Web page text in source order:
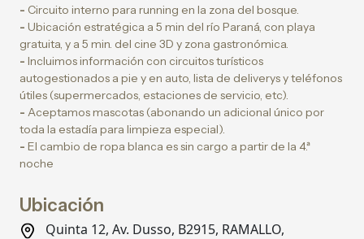
- Circuito interno para running en la zona del bosque.
- Ubicación estratégica a 5 min del río Paraná, con playa
gratuita, y a 5 min. del cine 3D y zona gastronómica.
- Incluimos información con circuitos turísticos
autogestionados a pie y en auto, lista de deliverys y teléfonos
útiles (supermercados, estaciones de servicio, etc).
- Aceptamos mascotas (abonando un adicional único por
toda la estadía para limpieza especial).
- El cambio de ropa blanca es sin cargo a partir de la 4.ª
noche
Ubicación
Quinta 12, Av. Dusso, B2915, RAMALLO,